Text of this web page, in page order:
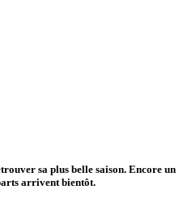
sa plus belle saison. Encore un
arrivent bientôt.